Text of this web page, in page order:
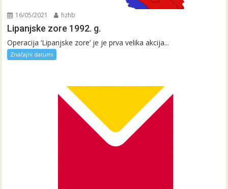
16/05/2021 hzhb
Lipanjske zore 1992. g.
Operacija ‘Lipanjske zore’ je je prva velika akcija...
Značajni datumi